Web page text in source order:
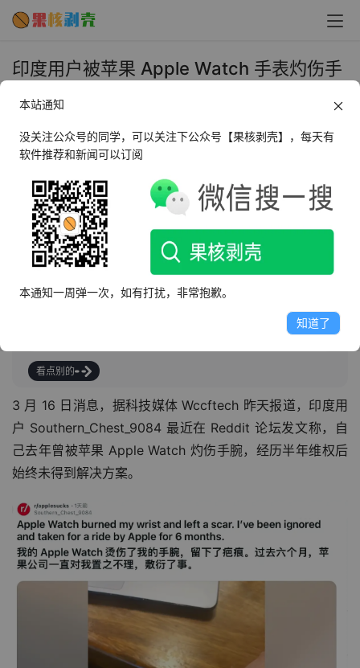
印度用户被苹果 Apple Watch 手表灼伤手
2026年3月16日 上午10:51 • 圈内新闻
AI摘要
此内容由AI根据文章内容自动生成，并已由人工审核
印度用户称其Apple Watch致手腕灼伤，出现水泡与皮肤
损伤，维权半年未果。期间客服推诿、信息矛盾，承诺的
上门取件服务未兑现，门店员工亦以皮肤敏感搪塞。用户
控诉苹果敷衍应对，多次沟通无果，已考虑法律途径，并
看点别的
3 月 16 日消息，据科技媒体 Wccftech 昨天报道，印度用
户 Southern_Chest_9084 最近在 Reddit 论坛发文称，自
己去年曾被苹果 Apple Watch 灼伤手腕，经历半年维权后
始终未得到解决方案。
本站通知
没关注公众号的同学，可以关注下公众号【果核剥壳】，每天有
软件推荐和新闻可以订阅
本通知一周弹一次，如有打扰，非常抱歉。
知道了